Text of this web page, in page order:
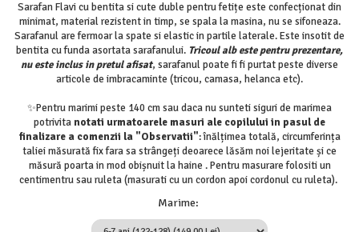
Sarafan Flavi cu bentita si cute duble pentru fetițe este confecționat din
minimat, material rezistent in timp, se spala la masina, nu se sifoneaza.
Sarafanul are fermoar la spate si elastic in partile laterale. Este insotit de
bentita cu funda asortata sarafanului. Tricoul alb este pentru prezentare,
nu este inclus in pretul afisat, sarafanul poate fi fi purtat peste diverse
articole de imbracaminte (tricou, camasa, helanca etc).
✨Pentru marimi peste 140 cm sau daca nu sunteti siguri de marimea
potrivita notati urmatoarele masuri ale copilului in pasul de
finalizare a comenzii la "Observatii": înălțimea totală, circumferința
taliei măsurată fix fara sa strângeți deoarece lăsăm noi lejeritate și ce
măsură poarta in mod obișnuit la haine . Pentru masurare folositi un
centimentru sau ruleta (masurati cu un cordon apoi cordonul cu ruleta).
Marime: